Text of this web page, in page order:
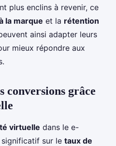
plus enclins à revenir, ce
la marque et la rétention
ainsi adapter leurs
mieux répondre aux
conversions grâce
virtuelle dans le e-
sur le taux de